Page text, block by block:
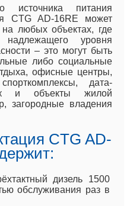
источника питания
CTG AD-16RE может
на любых объектах, где
надлежащего уровня
– это могут быть
либо социальные
офисные центры,
дата-
и объекты жилой
загородные владения
CTG AD-
дизель 1500
обслуживания раз в